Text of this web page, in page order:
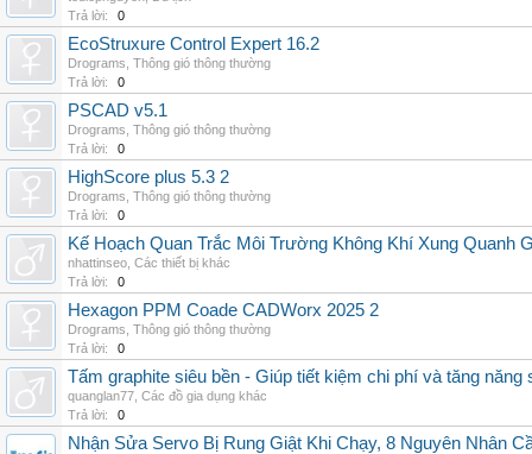
Trả lời:
0
EcoStruxure Control Expert 16.2
Drograms Thông gió thông thường
Trả lời:
0
PSCAD v5.1
Drograms Thông gió thông thường
Trả lời:
0
HighScore plus 5.3 2
Drograms Thông gió thông thường
Trả lời:
0
Kế Hoạch Quan Trắc Môi Trường Không Khí Xung Quanh
nhattinseo Các thiết bị khác
Trả lời:
0
Hexagon PPM Coade CADWorx 2025 2
Drograms Thông gió thông thường
Trả lời:
0
Tấm graphite siêu bền - Giúp tiết kiệm chi phí và tăng năng
quanglan77 Các đồ gia dụng khác
Trả lời:
0
Nhận Sửa Servo Bị Rung Giật Khi Chạy, 8 Nguyên Nhân